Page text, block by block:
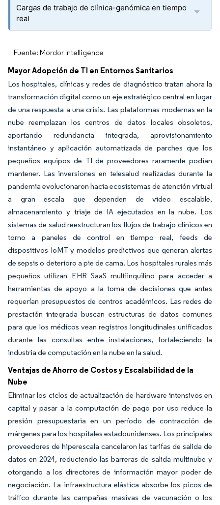
Cargas de trabajo de clínica-genómica en tiempo
real
Fuente: Mordor Intelligence
Mayor Adopción de TI en Entornos Sanitarios
Los hospitales, clínicas y redes de diagnóstico tratan ahora la
transformación digital como un eje estratégico central en lugar
de una respuesta a una crisis. Las plataformas modernas en la
nube reemplazan los centros de datos locales obsoletos,
aportando redundancia integrada, aprovisionamiento
instantáneo y aplicación automatizada de parches que los
pequeños equipos de TI de proveedores raramente podían
mantener. Las inversiones en telesalud realizadas durante la
pandemia evolucionaron hacia ecosistemas de atención virtual
a gran escala que dependen de video escalable,
almacenamiento y triaje de IA ejecutados en la nube. Los
sistemas de salud reestructuran los flujos de trabajo clínicos en
torno a paneles de control en tiempo real, feeds de
dispositivos IoMT y modelos predictivos que generan alertas
de sepsis o deterioro a pie de cama. Los hospitales rurales más
pequeños utilizan EHR SaaS multiinquilino para acceder a
herramientas de apoyo a la toma de decisiones que antes
requerían presupuestos de centros académicos. Las redes de
prestación integrada buscan estructuras de datos comunes
para que los médicos vean registros longitudinales unificados
durante las consultas entre instalaciones, fortaleciendo la
industria de computación en la nube en la salud.
Ventajas de Ahorro de Costos y Escalabilidad de la
Nube
Eliminar los ciclos de actualización de hardware intensivos en
capital y pasar a la computación de pago por uso reduce la
presión presupuestaria en un período de contracción de
márgenes para los hospitales estadounidenses. Los principales
proveedores de hiperescala cancelaron las tarifas de salida de
datos en 2024, reduciendo las barreras de salida multinube y
otorgando a los directores de información mayor poder de
negociación. La infraestructura elástica absorbe los picos de
tráfico durante las campañas masivas de vacunación o los